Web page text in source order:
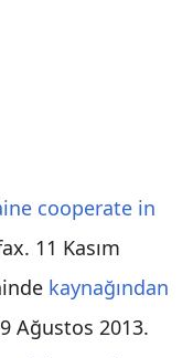
cooperate in
11 Kasım
kaynağından
Ağustos 2013.